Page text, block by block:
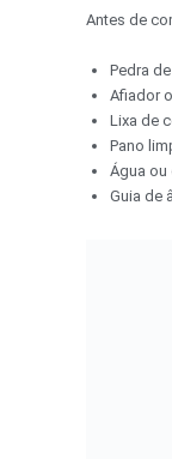
Antes de
Pedra
Afiador
Lixa de
Pano
Água ou
Guia de